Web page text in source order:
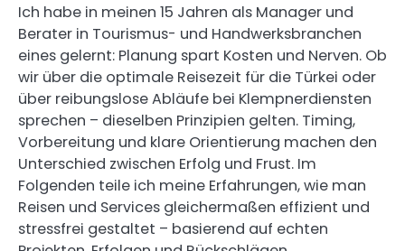
Ich habe in meinen 15 Jahren als Manager und
Berater in Tourismus- und Handwerksbranchen
eines gelernt: Planung spart Kosten und Nerven. Ob
wir über die optimale Reisezeit für die Türkei oder
über reibungslose Abläufe bei Klempnerdiensten
sprechen – dieselben Prinzipien gelten. Timing,
Vorbereitung und klare Orientierung machen den
Unterschied zwischen Erfolg und Frust. Im
Folgenden teile ich meine Erfahrungen, wie man
Reisen und Services gleichermaßen effizient und
stressfrei gestaltet – basierend auf echten